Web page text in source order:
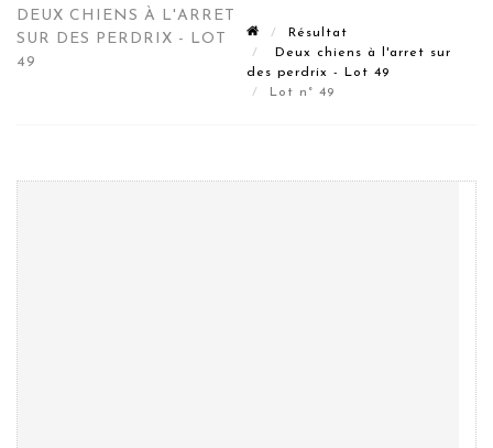
DEUX CHIENS À L'ARRET
SUR DES PERDRIX - LOT
49
Résultat
Deux chiens à l'arret sur
des perdrix - Lot 49
Lot n° 49